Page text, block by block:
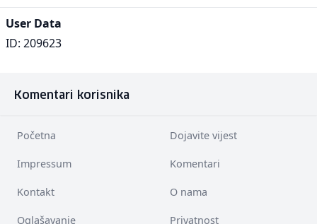
User Data
ID: 209623
Komentari korisnika
Početna Dojavite vijest
Impressum Komentari
Kontakt O nama
Oglašavanje Privatnost